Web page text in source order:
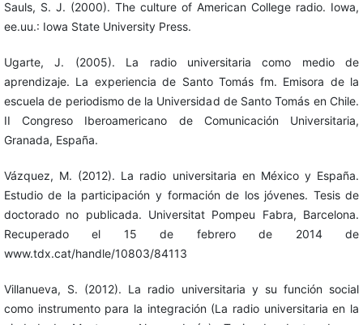
Sauls, S. J. (2000). The culture of American College radio. Iowa,
ee.uu.: Iowa State University Press.
Ugarte, J. (2005). La radio universitaria como medio de
aprendizaje. La experiencia de Santo Tomás fm. Emisora de la
escuela de periodismo de la Universidad de Santo Tomás en Chile.
II Congreso Iberoamericano de Comunicación Universitaria,
Granada, España.
Vázquez, M. (2012). La radio universitaria en México y España.
Estudio de la participación y formación de los jóvenes. Tesis de
doctorado no publicada. Universitat Pompeu Fabra, Barcelona.
Recuperado el 15 de febrero de 2014 de
www.tdx.cat/handle/10803/84113
Villanueva, S. (2012). La radio universitaria y su función social
como instrumento para la integración (La radio universitaria en la